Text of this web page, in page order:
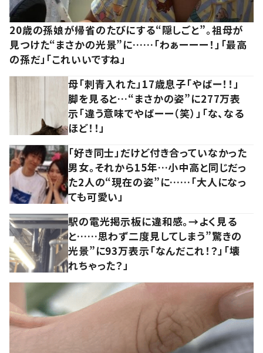
20歳の孫娘が帰省のたびにする“隠しごと”。祖母が
見つけた“まさかの光景”に……「わぁーーー！」「最高
の孫だ」「これいいですね」
母「刺青入れた」17歳息子「やばー！！」
脚を見ると…“まさかの姿”に277万表
示「違う意味でやばーー（笑）」「な、なる
ほど！！」
「好き同士」だけど付き合っていなかった
男女。それから15年…小中高と同じだっ
た2人の“現在の姿”に……「大人になっ
ても可愛い」
駅の電光掲示板に違和感。→よく見る
と……思わず二度見してしまう”驚きの
光景”に93万表示「なんだこれ！？」「壊
れちゃった？」